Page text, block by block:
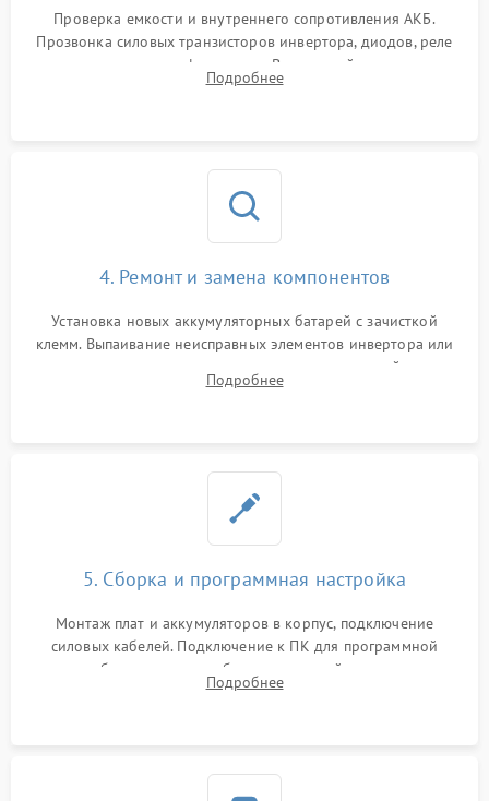
Проверка емкости и внутреннего сопротивления АКБ.
Прозвонка силовых транзисторов инвертора, диодов, реле
переключения и трансформатора. Визуальный поиск вздутых
конденсаторов и прогаров на печатной плате.
Подробнее
4. Ремонт и замена компонентов
Установка новых аккумуляторных батарей с зачисткой
клемм. Выпаивание неисправных элементов инвертора или
цепи зарядки и монтаж новых радиодеталей.
Восстановление поврежденных токоведущих дорожек и
Подробнее
5. Сборка и программная настройка
Монтаж плат и аккумуляторов в корпус, подключение
силовых кабелей. Подключение к ПК для программной
калибровки констант батареи, настройки порогов
срабатывания AVR и сброса счетчиков старения АКБ.
Подробнее